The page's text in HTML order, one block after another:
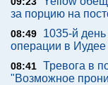
за порцию на
08:49
1035-й
операции в
08:41 Тревога в
"Возможное